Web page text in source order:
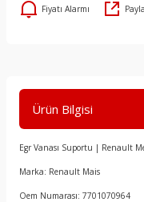
Fiyatı Alarmı
Ürün Bilgisi
Egr Vanası Suportu | Renault
Marka: Renault Mais
Oem Numarası: 7701070964